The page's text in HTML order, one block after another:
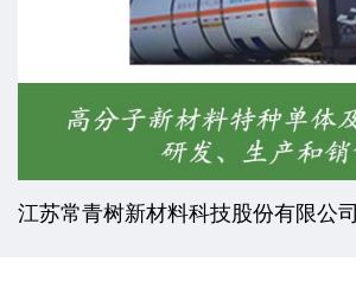
江苏常青树新材料科技股份有限公司